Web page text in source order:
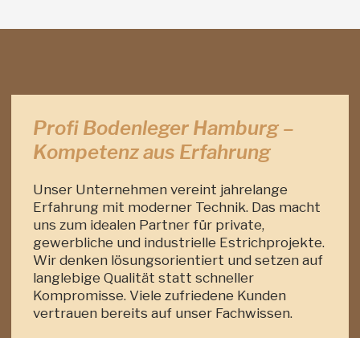
Profi Bodenleger Hamburg –
Kompetenz aus Erfahrung
Unser Unternehmen vereint jahrelange
Erfahrung mit moderner Technik. Das macht
uns zum idealen Partner für private,
gewerbliche und industrielle Estrichprojekte.
Wir denken lösungsorientiert und setzen auf
langlebige Qualität statt schneller
Kompromisse. Viele zufriedene Kunden
vertrauen bereits auf unser Fachwissen.